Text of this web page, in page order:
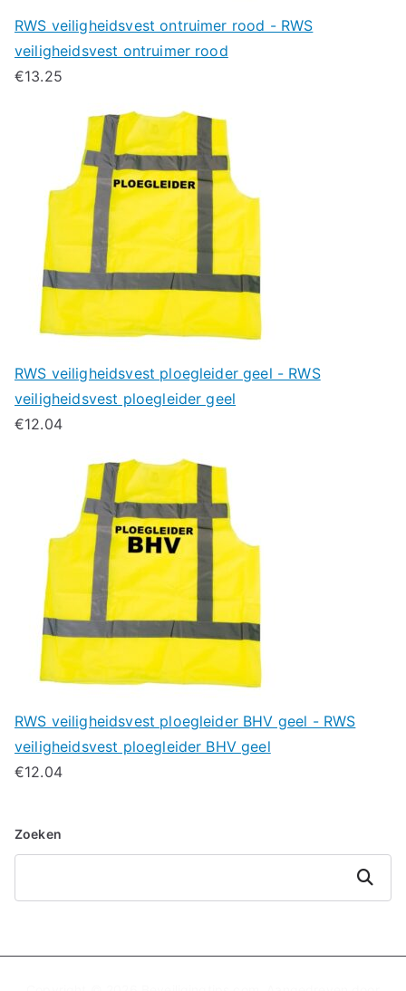
RWS veiligheidsvest ontruimer rood - RWS
veiligheidsvest ontruimer rood
€13.25
RWS veiligheidsvest ploegleider geel - RWS
veiligheidsvest ploegleider geel
€12.04
RWS veiligheidsvest ploegleider BHV geel - RWS
veiligheidsvest ploegleider BHV geel
€12.04
Zoeken
Zoeken